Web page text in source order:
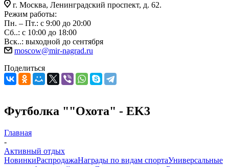
г. Москва, Ленинградский проспект, д. 62.
Режим работы:
Пн. – Пт.: с 9:00 до 20:00
Сб..: с 10:00 до 18:00
Вск..: выходной до сентября
moscow@mir-nagrad.ru
Поделиться
Футболка ""Охота" - EK3
Главная
-
Активный отдых
НовинкиРаспродажаНаграды по видам спортаУниверсальные